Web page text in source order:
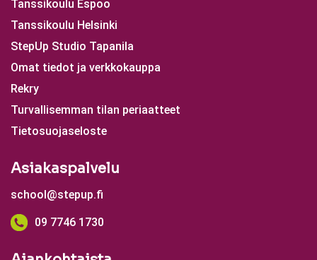
Tanssikoulu Espoo
Tanssikoulu Helsinki
StepUp Studio Tapanila
Omat tiedot ja verkkokauppa
Rekry
Turvallisemman tilan periaatteet
Tietosuojaseloste
Asiakaspalvelu
school@stepup.fi
09 7746 1730